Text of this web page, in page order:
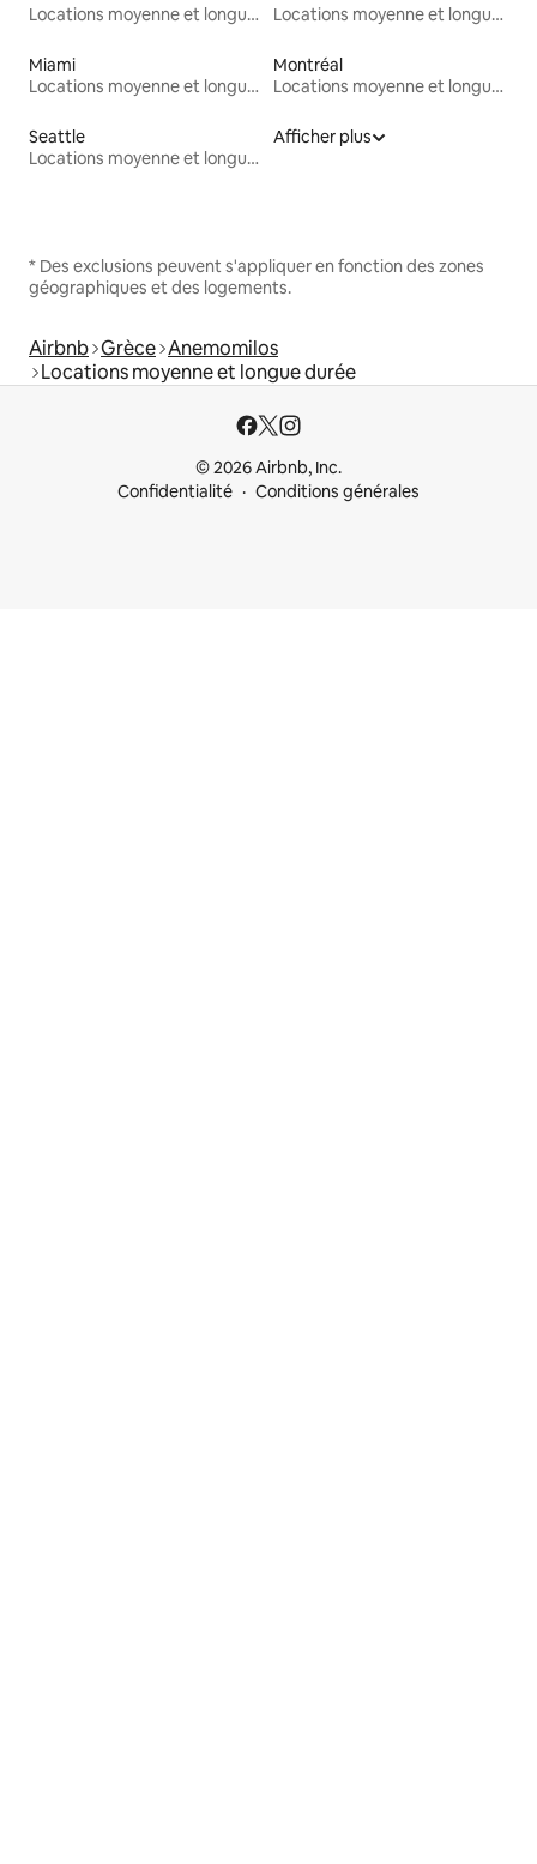
Locations moyenne et longue durée
Locations moyenne et longue durée
Miami
Locations moyenne et longue durée
Montréal
Locations moyenne et longue durée
Seattle
Locations moyenne et longue durée
Afficher plus
* Des exclusions peuvent s'appliquer en fonction des zones
géographiques et des logements.
Airbnb Grèce Anemomilos
Locations moyenne et longue durée
© 2026 Airbnb, Inc.
Confidentialité
Conditions générales